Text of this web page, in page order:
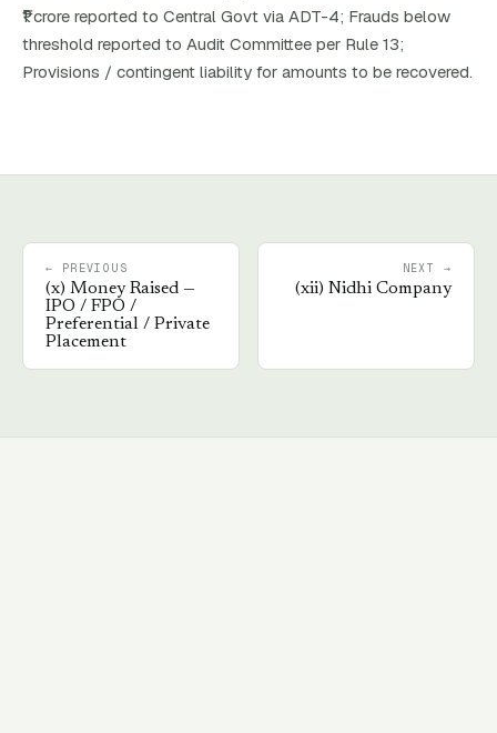
₹1 crore reported to Central Govt via ADT-4; Frauds below
threshold reported to Audit Committee per Rule 13;
Provisions / contingent liability for amounts to be recovered.
← PREVIOUS
(x) Money Raised —
IPO / FPO /
Preferential / Private
Placement
NEXT →
(xii) Nidhi Company